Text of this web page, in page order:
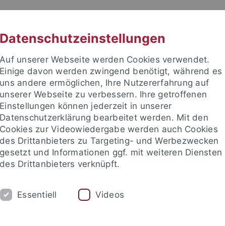
STUDIUM FORSCHUNG EINRICHTUNGEN
und Publikationen Campusleben Im Dialog Karriere
Veranstaltungen Veranstaltungskalender
Datenschutzeinstellungen
Auf unserer Webseite werden Cookies verwendet.
Einige davon werden zwingend benötigt, während es
uns andere ermöglichen, Ihre Nutzererfahrung auf
unserer Webseite zu verbessern. Ihre getroffenen
Einstellungen können jederzeit in unserer
Datenschutzerklärung bearbeitet werden. Mit den
Cookies zur Videowiedergabe werden auch Cookies
des Drittanbieters zu Targeting- und Werbezwecken
gesetzt und Informationen ggf. mit weiteren Diensten
des Drittanbieters verknüpft.
Essentiell Videos